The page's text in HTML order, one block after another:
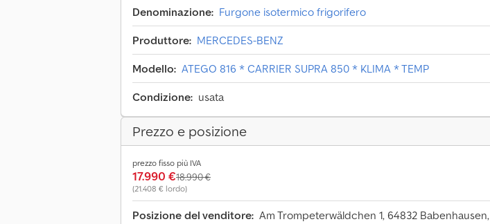
Denominazione: Furgone isotermico frigorifero
Produttore: MERCEDES-BENZ
Modello: ATEGO 816 * CARRIER SUPRA 850 * KLIMA * TEMP
Condizione: usata
Prezzo e posizione
prezzo fisso più IVA
17.990 €18.990 €
(21.408 € lordo)
Posizione del venditore: Am Trompeterwäldchen 1, 64832 Babenhausen,